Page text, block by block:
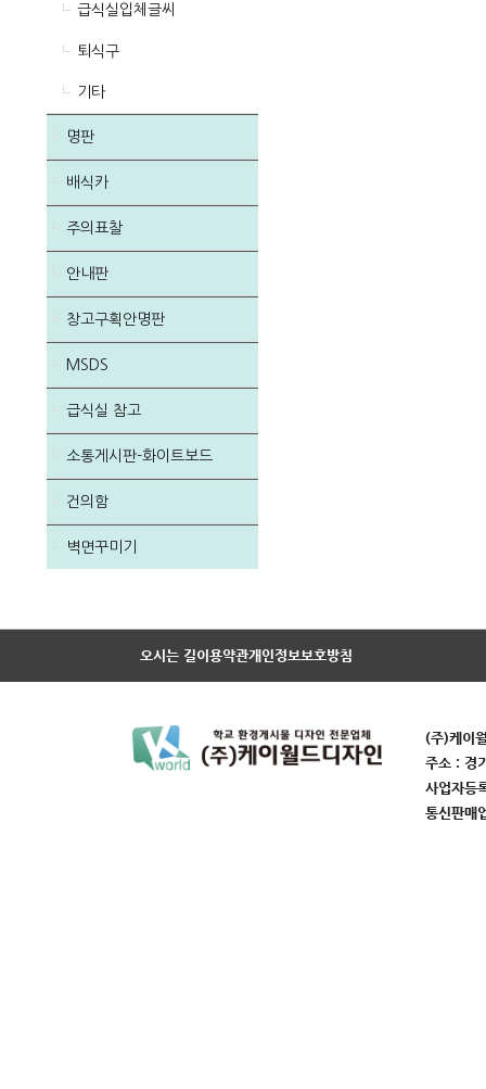
급식실입체글씨
퇴식구
기타
명판
배식카
주의표찰
안내판
창고구획안명판
MSDS
급식실 참고
소통게시판-화이트보드
건의함
벽면꾸미기
오시는 길이용약관개인정보보호방침
(주)케이
주소 : 경
사업자
통신판매